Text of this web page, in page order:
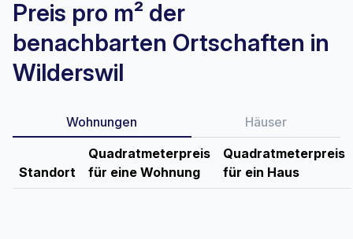
Preis pro m² der
benachbarten Ortschaften in
Wilderswil
Wohnungen Häuser
Standort
Quadratmeterpreis
für eine Wohnung
Quadratmeterpreis
für ein Haus